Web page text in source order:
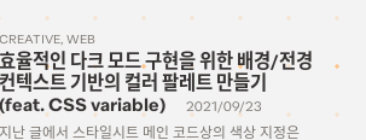
CREATIVE WEB
효율적인 다크 모드 구현을 위한 배경/전경
컨텍스트 기반의 컬러 팔레트 만들기
(feat. CSS variable)
2021/09/23
지난 글에서 스타일시트 메인 코드상의 색상 지정은